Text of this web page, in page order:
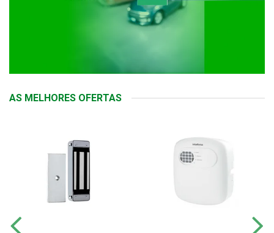
AS MELHORES OFERTAS